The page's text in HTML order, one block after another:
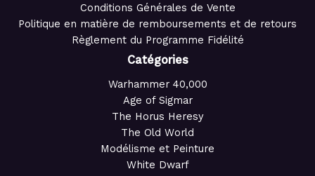
Conditions Générales de Vente
Politique en matière de remboursements et de retours
Règlement du Programme Fidélité
Catégories
Warhammer 40,000
Age of Sigmar
The Horus Heresy
The Old World
Modélisme et Peinture
White Dwarf